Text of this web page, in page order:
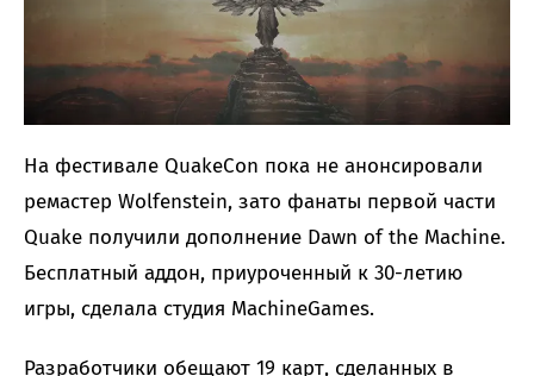
На фестивале QuakeCon пока не анонсировали
ремастер Wolfenstein, зато фанаты первой части
Quake получили дополнение Dawn of the Machine.
Бесплатный аддон, приуроченный к 30-летию
игры, сделала студия MachineGames.
Разработчики обещают 19 карт, сделанных в